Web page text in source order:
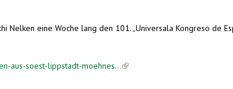
Nelken eine Woche lang den 101. „Universala Kongreso de
aus-soest-lippstadt-moehnes...(link is external)